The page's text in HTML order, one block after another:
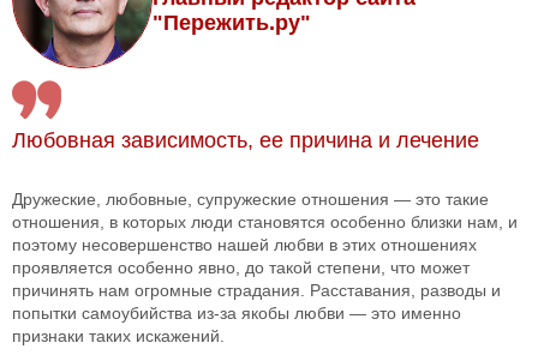
"Пережить.ру"
Любовная зависимость, ее причина и лечение
Дружеские, любовные, супружеские отношения — это такие
отношения, в которых люди становятся особенно близки нам, и
поэтому несовершенство нашей любви в этих отношениях
проявляется особенно явно, до такой степени, что может
причинять нам огромные страдания. Расставания, разводы и
попытки самоубийства из-за якобы любви — это именно
признаки таких искажений.